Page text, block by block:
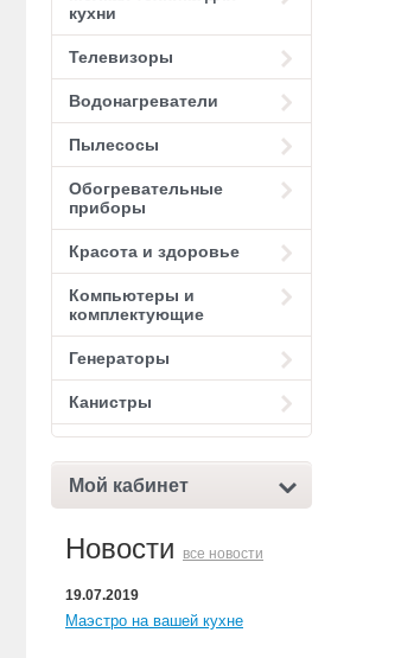
кухни
Телевизоры
Водонагреватели
Пылесосы
Обогревательные
приборы
Красота и здоровье
Компьютеры и
комплектующие
Генераторы
Канистры
Мой кабинет
Новости все новости
19.07.2019
Маэстро на вашей кухне